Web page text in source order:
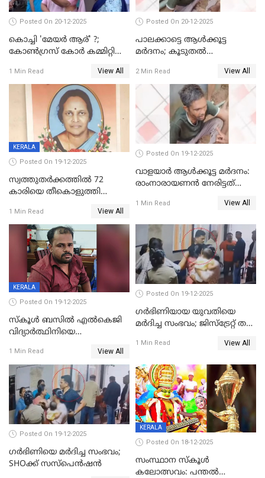
Posted On 20-12-2025
കൊച്ചി 'മേയർ ആര്' ?;
കോണ്‍ഗ്രസ് കോര്‍ കമ്മിറ്റി
1 Min Read View All
Posted On 20-12-2025
പാലക്കാട്ടെ ആള്‍ക്കൂട്ട
മര്‍ദനം; കൂടുതല്‍
അംഗ സംഘമെന്ന് വിവരം
2 Min Read View All
KERALA
Posted On 19-12-2025
സ്വത്തുതര്‍ക്കത്തില്‍ 72
കാരിയെ തീകൊളുത്തി
ക്രൂരകൊലപാതകത്തില്‍
സഹോദരിപുത്രന് ജീവപര്യന്തം
1 Min Read View All
Posted On 19-12-2025
വാളയാർ ആൾക്കൂട്ട മർദനം:
രാംനാരായണൻ നേരിട്ടത്
നാൽപ്പതിലേറെ
റിപ്പോർട്ട്
1 Min Read View All
KERALA
Posted On 19-12-2025
സ്കൂൾ ബസിൽ എൽകെജി
വിദ്യാര്‍ത്ഥിനിയെ
ക്ലീനര്‍ പിടിയിൽ
1 Min Read View All
Posted On 19-12-2025
ഗര്‍ഭിണിയായ യുവതിയെ
മര്‍ദിച്ച സംഭവം; ജിസ്‌ട്രേറ്റ് തല
യുവതി
1 Min Read View All
Posted On 19-12-2025
ഗര്‍ഭിണിയെ മർദിച്ച സംഭവം;
SHOക്ക് സസ്പെൻഷൻ
KERALA
Posted On 18-12-2025
സംസ്ഥാന സ്കൂൾ
കലോത്സവം: പന്തൽ